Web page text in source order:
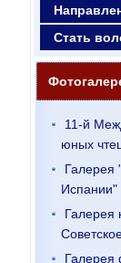
Стать
11-й
юных
Галерея
Испании"
Галерея
Галерея